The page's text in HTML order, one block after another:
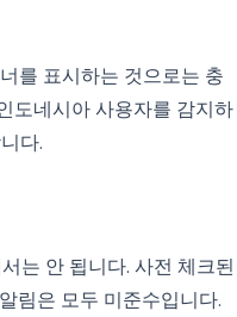
를 표시하는 것으로는 충
도네시아 사용자를 감지하
다.
는 안 됩니다. 사전 체크된
림은 모두 미준수입니다.